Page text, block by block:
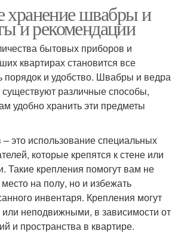
хранение швабры и
и рекомендации
бытовых приборов и
квартирах становится все
порядок и удобство. Швабры и ведра
различные способы,
удобно хранить эти предметы
это использование специальных
которые крепятся к стене или
Такие крепления помогут вам не
на полу, но и избежать
инвентаря. Крепления могут
неподвижными, в зависимости от
и пространства в квартире.